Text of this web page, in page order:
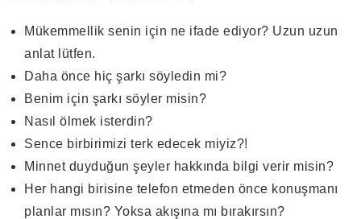
Mükemmellik senin için ne ifade ediyor? Uzun uzun
anlat lütfen.
Daha önce hiç şarkı söyledin mi?
Benim için şarkı söyler misin?
Nasıl ölmek isterdin?
Sence birbirimizi terk edecek miyiz?!
Minnet duyduğun şeyler hakkında bilgi verir misin?
Her hangi birisine telefon etmeden önce konuşmanı
planlar mısın? Yoksa akışına mı bırakırsın?